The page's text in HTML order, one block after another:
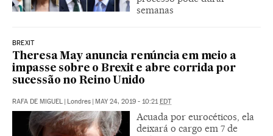
semanas
BREXIT
Theresa May anuncia renúncia em meio a
impasse sobre o Brexit e abre corrida por
sucessão no Reino Unido
RAFA DE MIGUEL Londres MAY 24, 2019 - 10:21 EDT
Acuada por eurocéticos, ela
deixará o cargo em 7 de